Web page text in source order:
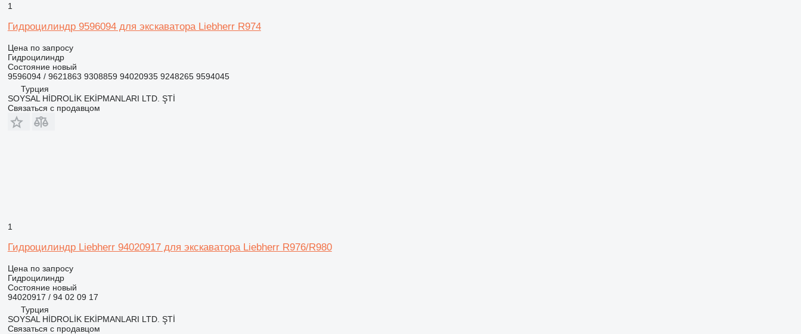
1
Гидроцилиндр 9596094 для экскаватора Liebherr R974
Цена по запросу
Гидроцилиндр
Состояниеновый
9596094 / 9621863 9308859 94020935 9248265 9594045
Турция
SOYSAL HİDROLİK EKİPMANLARI LTD. ŞTİ
Связаться с продавцом
1
Гидроцилиндр Liebherr 94020917 для экскаватора Liebherr R976/R980
Цена по запросу
Гидроцилиндр
Состояниеновый
94020917 / 94 02 09 17
Турция
SOYSAL HİDROLİK EKİPMANLARI LTD. ŞTİ
Связаться с продавцом